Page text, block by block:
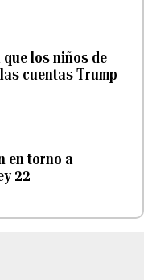
los niños de
cuentas Trump
en torno a
22